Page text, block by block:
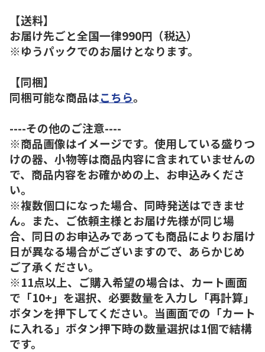
【送料】
お届け先ごと全国一律990円（税込）
※ゆうパックでのお届けとなります。
【同梱】
同梱可能な商品はこちら。
----その他のご注意----
※商品画像はイメージです。使用している盛りつ
けの器、小物等は商品内容に含まれていませんの
で、商品内容をお確かめの上、お申込みくださ
い。
※複数個口になった場合、同時発送はできませ
ん。また、ご依頼主様とお届け先様が同じ場
合、同日のお申込みであっても商品によりお届け
日が異なる場合がございますので、あらかじめ
ご了承ください。
※11点以上、ご購入希望の場合は、カート画面
で「10+」を選択、必要数量を入力し「再計算」
ボタンを押下してください。当画面での「カート
に入れる」ボタン押下時の数量選択は1個で結構
です。